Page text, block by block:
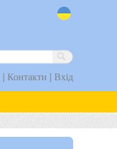
| Контакти | Вхід